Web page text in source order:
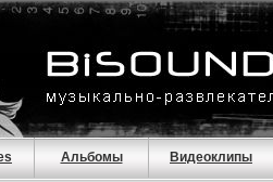
Альбомы Видеоклипы